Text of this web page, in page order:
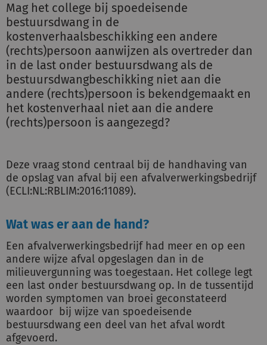
Mag het college bij spoedeisende
bestuursdwang in de
kostenverhaalsbeschikking een andere
(rechts)persoon aanwijzen als overtreder dan
in de last onder bestuursdwang als de
bestuursdwangbeschikking niet aan die
andere (rechts)persoon is bekendgemaakt en
het kostenverhaal niet aan die andere
(rechts)persoon is aangezegd?
Deze vraag stond centraal bij de handhaving van
de opslag van afval bij een afvalverwerkingsbedrijf
(ECLI:NL:RBLIM:2016:11089).
Wat was er aan de hand?
Een afvalverwerkingsbedrijf had meer en op een
andere wijze afval opgeslagen dan in de
milieuvergunning was toegestaan. Het college legt
een last onder bestuursdwang op. In de tussentijd
worden symptomen van broei geconstateerd
waardoor bij wijze van spoedeisende
bestuursdwang een deel van het afval wordt
afgevoerd.